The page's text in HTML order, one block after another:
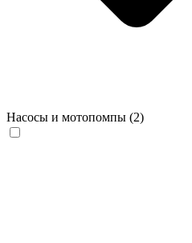
Насосы и мотопомпы (2)